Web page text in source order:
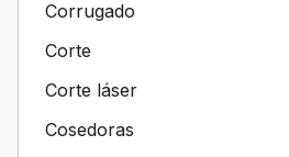
Corrugado
Corte
Corte láser
Cosedoras